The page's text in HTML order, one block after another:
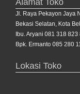
Alamat Toko
Jl. Raya Pekayon Jaya
Bekasi Selatan, Kota
Ibu. Aryani 081 318 823
Bpk. Ermanto 085 280
Lokasi Toko